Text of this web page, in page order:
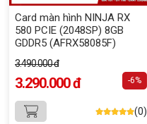
Card màn hình NINJA RX
580 PCIE (2048SP) 8GB
GDDR5 (AFRX58085F)
3.490.000 đ
3.290.000 đ -6%
(0)